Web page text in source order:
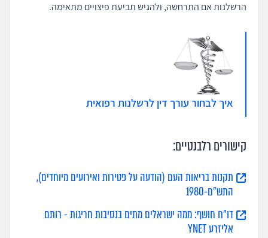
הרשלנות אם התרחשה, ולהגיש תביעת פיצויים מתאימה.
איך לבחור עורך דין לרשלנות רפואית
קישורים רלבנטיים:
תקנות בריאות העם (הודעה על פטירות ואירועים מיוחדים),
התש"ם-1980
דו"ח חושף: ממה ישראלים מתים בנסיבות חריגות - רותם
אליזרע YNET